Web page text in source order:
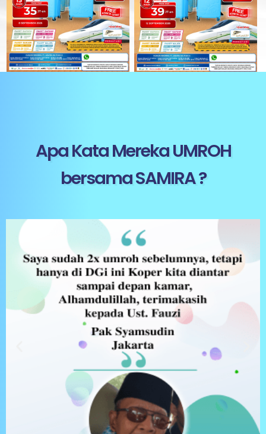
Apa Kata Mereka UMROH
bersama SAMIRA ?